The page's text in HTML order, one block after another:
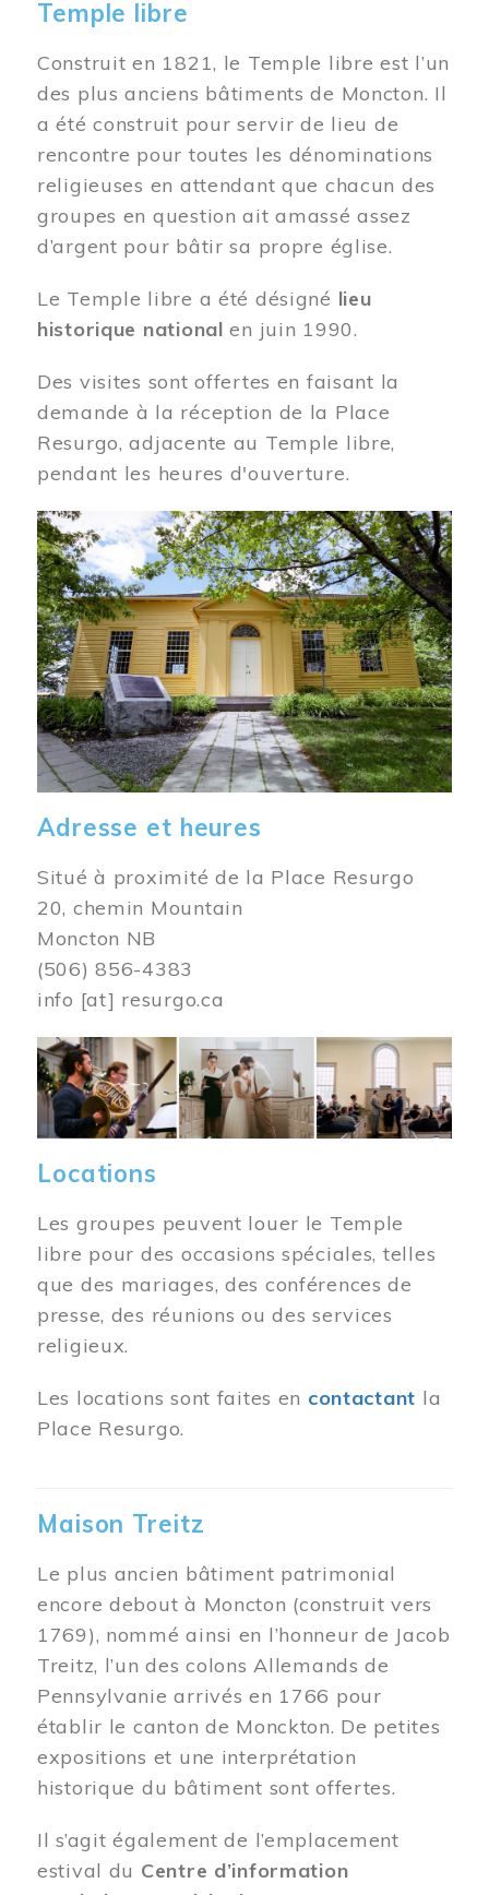
Temple libre
Construit en 1821, le Temple libre est l’un
des plus anciens bâtiments de Moncton. Il
a été construit pour servir de lieu de
rencontre pour toutes les dénominations
religieuses en attendant que chacun des
groupes en question ait amassé assez
d’argent pour bâtir sa propre église.
Le Temple libre a été désigné lieu
historique national en juin 1990.
Des visites sont offertes en faisant la
demande à la réception de la Place
Resurgo, adjacente au Temple libre,
pendant les heures d'ouverture.
Image
Adresse et heures
Situé à proximité de la Place Resurgo
20, chemin Mountain
Moncton NB
(506) 856-4383
info [at] resurgo.ca
Image
Locations
Les groupes peuvent louer le Temple
libre pour des occasions spéciales, telles
que des mariages, des conférences de
presse, des réunions ou des services
religieux.
Les locations sont faites en contactant la
Place Resurgo.
Maison Treitz
Le plus ancien bâtiment patrimonial
encore debout à Moncton (construit vers
1769), nommé ainsi en l’honneur de Jacob
Treitz, l’un des colons Allemands de
Pennsylvanie arrivés en 1766 pour
établir le canton de Monckton. De petites
expositions et une interprétation
historique du bâtiment sont offertes.
Il s’agit également de l’emplacement
estival du Centre d’information